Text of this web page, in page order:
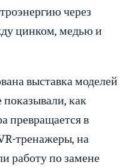
через
цинком, медью и
выставка моделей
показывали, как
превращается в
тренажеры, на
работу по замене